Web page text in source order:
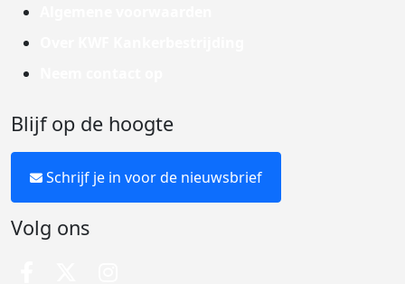
Blijf op de hoogte
Schrijf je in voor de nieuwsbrief
Volg ons